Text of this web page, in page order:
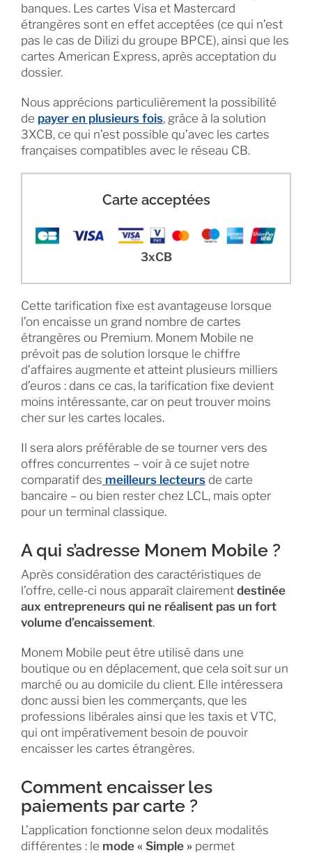
banques. Les cartes Visa et Mastercard
étrangères sont en effet acceptées (ce qui n’est
pas le cas de Dilizi du groupe BPCE), ainsi que les
cartes American Express, après acceptation du
dossier.
Nous apprécions particulièrement la possibilité
de payer en plusieurs fois, grâce à la solution
3XCB, ce qui n’est possible qu’avec les cartes
françaises compatibles avec le réseau CB.
Carte acceptées
3xCB
Cette tarification fixe est avantageuse lorsque
l’on encaisse un grand nombre de cartes
étrangères ou Premium. Monem Mobile ne
prévoit pas de solution lorsque le chiffre
d’affaires augmente et atteint plusieurs milliers
d’euros : dans ce cas, la tarification fixe devient
moins intéressante, car on peut trouver moins
cher sur les cartes locales.
Il sera alors préférable de se tourner vers des
offres concurrentes – voir à ce sujet notre
comparatif des meilleurs lecteursde carte
bancaire – ou bien rester chez LCL, mais opter
pour un terminal classique.
A qui s’adresse Monem Mobile ?
Après considération des caractéristiques de
l’offre, celle-ci nous apparaît clairement destinée
aux entrepreneurs qui ne réalisent pas un fort
volume d’encaissement.
Monem Mobile peut être utilisé dans une
boutique ou en déplacement, que cela soit sur un
marché ou au domicile du client. Elle intéressera
donc aussi bien les commerçants, que les
professions libérales ainsi que les taxis et VTC,
qui ont impérativement besoin de pouvoir
encaisser les cartes étrangères.
Comment encaisser les
paiements par carte ?
L’application fonctionne selon deux modalités
différentes : le mode « Simple »permet